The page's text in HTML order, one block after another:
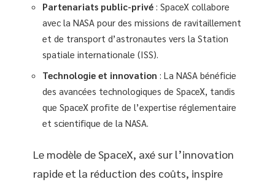
Partenariats public-privé : SpaceX collabore
avec la NASA pour des missions de ravitaillement
et de transport d’astronautes vers la Station
spatiale internationale (ISS).
Technologie et innovation : La NASA bénéficie
des avancées technologiques de SpaceX, tandis
que SpaceX profite de l’expertise réglementaire
et scientifique de la NASA.
Le modèle de SpaceX, axé sur l’innovation
rapide et la réduction des coûts, inspire